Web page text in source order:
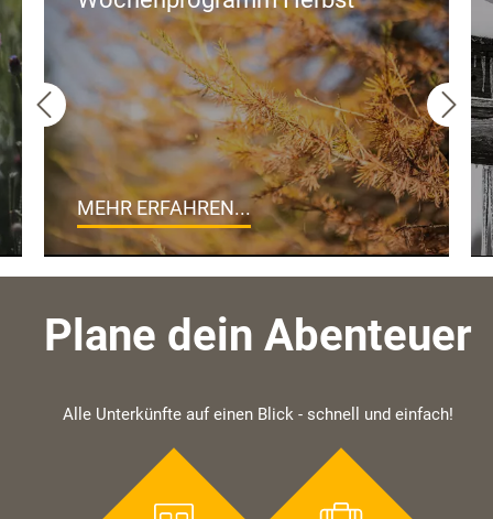
MEHR ERFAHREN...
Plane dein Abenteuer
Alle Unterkünfte auf einen Blick - schnell und einfach!